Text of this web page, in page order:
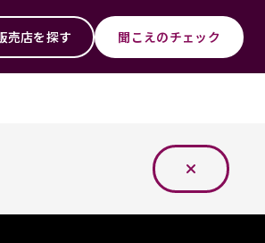
売店を探す 聞こえのチェック